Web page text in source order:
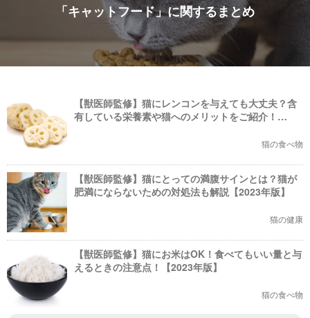
「キャットフード」に関するまとめ
【獣医師監修】猫にレンコンを与えても大丈夫？含
有している栄養素や猫へのメリットをご紹介！
猫の食べ物
【獣医師監修】猫にとっての満腹サインとは？猫が
肥満にならないための対処法も解説【2023年版】
猫の健康
【獣医師監修】猫にお米はOK！食べてもいい量と与
えるときの注意点！【2023年版】
猫の食べ物